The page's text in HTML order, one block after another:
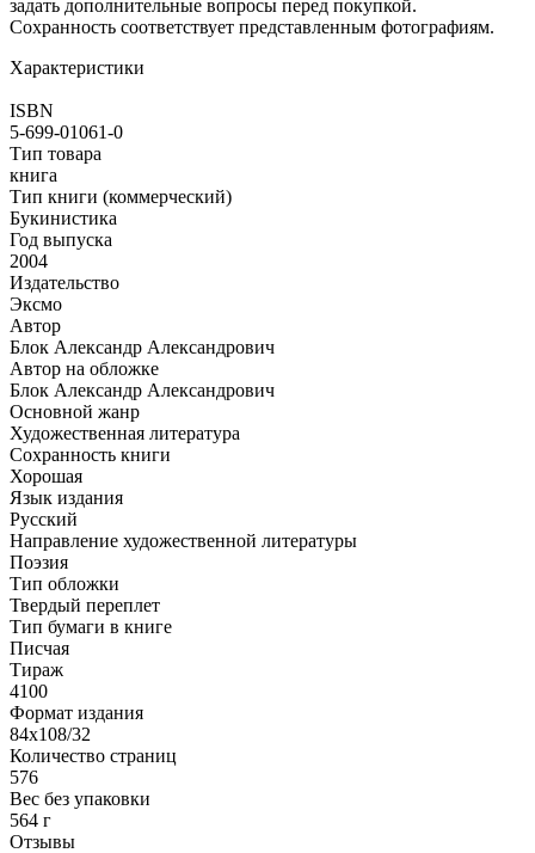
задать дополнительные вопросы перед покупкой.
Сохранность соответствует представленным фотографиям.
Характеристики
ISBN
5-699-01061-0
Тип товара
книга
Тип книги (коммерческий)
Букинистика
Год выпуска
2004
Издательство
Эксмо
Автор
Блок Александр Александрович
Автор на обложке
Блок Александр Александрович
Основной жанр
Художественная литература
Сохранность книги
Хорошая
Язык издания
Русский
Направление художественной литературы
Поэзия
Тип обложки
Твердый переплет
Тип бумаги в книге
Писчая
Тираж
4100
Формат издания
84x108/32
Количество страниц
576
Вес без упаковки
564 г
Отзывы